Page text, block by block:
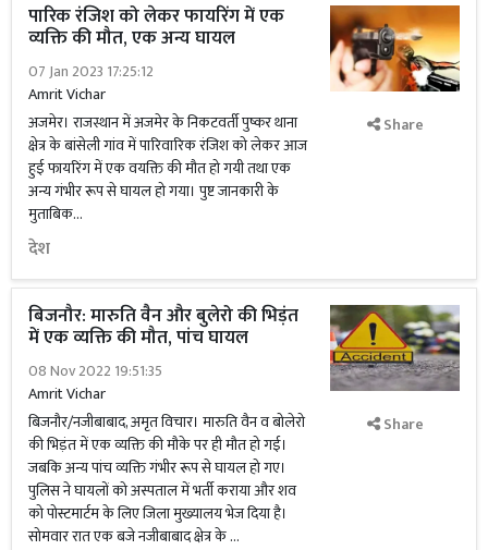
पारिक रंजिश को लेकर फायरिंग में एक
व्यक्ति की मौत, एक अन्य घायल
07 Jan 2023 17:25:12
Amrit Vichar
अजमेर। राजस्थान में अजमेर के निकटवर्ती पुष्कर थाना
क्षेत्र के बांसेली गांव में पारिवारिक रंजिश को लेकर आज
हुई फायरिंग में एक वयक्ति की मौत हो गयी तथा एक
अन्य गंभीर रूप से घायल हो गया। पुष्ट जानकारी के
मुताबिक...
देश
Share
बिजनौर: मारुति वैन और बुलेरो की भिड़ंत
में एक व्यक्ति की मौत, पांच घायल
08 Nov 2022 19:51:35
Amrit Vichar
बिजनौर/नजीबाबाद, अमृत विचार। मारुति वैन व बोलेरो
की भिड़ंत में एक व्यक्ति की मौके पर ही मौत हो गई।
जबकि अन्य पांच व्यक्ति गंभीर रूप से घायल हो गए।
पुलिस ने घायलों को अस्पताल में भर्ती कराया और शव
को पोस्टमार्टम के लिए जिला मुख्यालय भेज दिया है।
सोमवार रात एक बजे नजीबाबाद क्षेत्र के …
Share